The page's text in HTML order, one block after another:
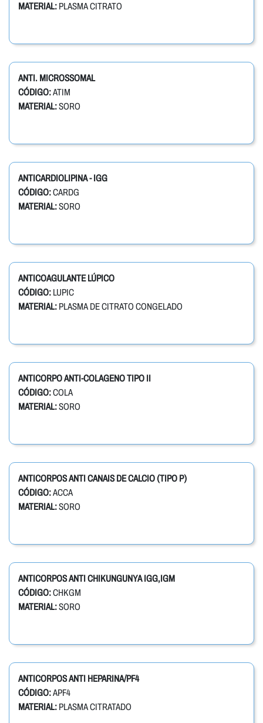
MATERIAL: PLASMA CITRATO
ANTI. MICROSSOMAL
CÓDIGO:ATIM
MATERIAL:SORO
ANTICARDIOLIPINA - IGG
CÓDIGO:CARDG
MATERIAL:SORO
ANTICOAGULANTE LÚPICO
CÓDIGO: LUPIC
MATERIAL: PLASMA DE CITRATO CONGELADO
ANTICORPO ANTI-COLAGENO TIPO II
CÓDIGO:COLA
MATERIAL:SORO
ANTICORPOS ANTI CANAIS DE CALCIO (TIPO P)
CÓDIGO:ACCA
MATERIAL:SORO
ANTICORPOS ANTI CHIKUNGUNYA IGG,IGM
CÓDIGO:CHKGM
MATERIAL:SORO
ANTICORPOS ANTI HEPARINA/PF4
CÓDIGO:APF4
MATERIAL: PLASMA CITRATADO